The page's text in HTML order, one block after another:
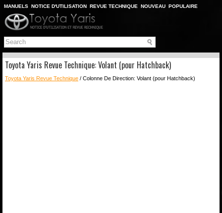
MANUELS NOTICE D'UTILISATION REVUE TECHNIQUE NOUVEAU POPULAIRE
PLAN DU SITE
CHERCHER
Toyota Yaris Revue Technique: Volant (pour Hatchback)
Toyota Yaris Revue Technique / Colonne De Direction: Volant (pour Hatchback)